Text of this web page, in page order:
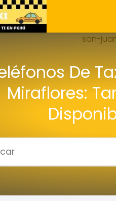
De
Miraflores: